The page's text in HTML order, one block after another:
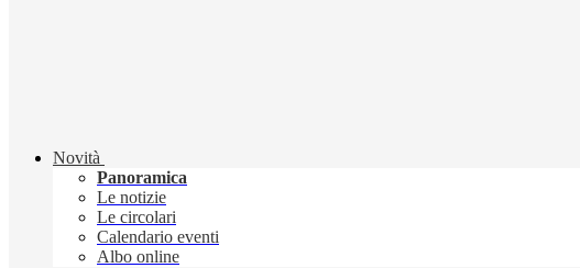
Novità
Panoramica
Le notizie
Le circolari
Calendario eventi
Albo online